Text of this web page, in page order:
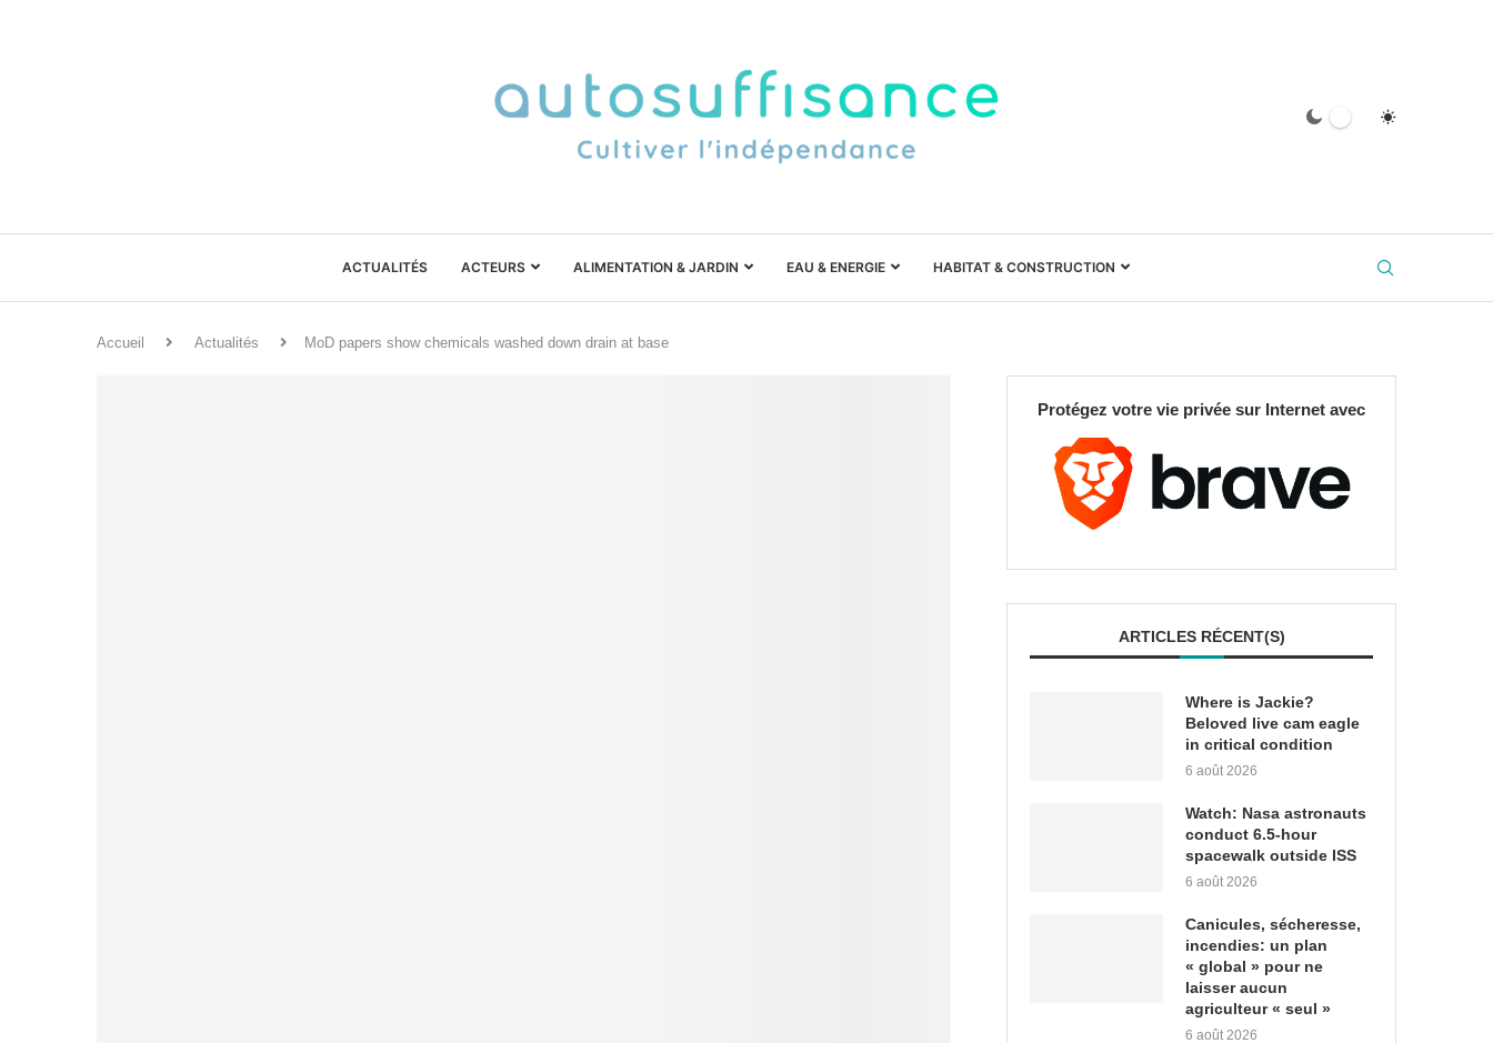
ACTUALITÉS ACTEURS ALIMENTATION & JARDIN EAU & ENERGIE HABITAT & CONSTRUCTION
Accueil Actualités MoD papers show chemicals washed down drain at base
Protégez votre vie privée sur Internet avec
ARTICLES RÉCENT(S)
Where is Jackie?
Beloved live cam eagle
in critical condition
6 août 2026
Watch: Nasa astronauts
conduct 6.5-hour
spacewalk outside ISS
6 août 2026
Canicules, sécheresse,
incendies: un plan
« global » pour ne
laisser aucun
agriculteur « seul »
6 août 2026